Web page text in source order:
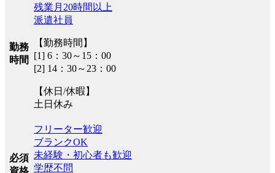
勤務
時間
残業月20時間以上
派遣社員
【勤務時間】
[1] 6：30～15：00
[2] 14：30～23：00
【休日/休暇】
土日休み
必須
フリーター歓迎
ブランクOK
未経験・初心者も歓迎
学歴不問